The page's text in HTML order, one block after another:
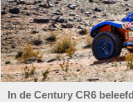
In de Century CR6